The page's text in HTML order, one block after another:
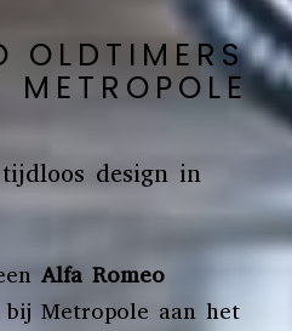
OLDTIMERS
design in
Alfa Romeo
Metropole aan het